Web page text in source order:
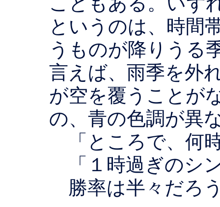
というのは、時間
うものが降りうる
言えば、雨季を外
が空を覆うことが
の、青の色調が異
「ところで、何
「１時過ぎのシ
勝率は半々だろ